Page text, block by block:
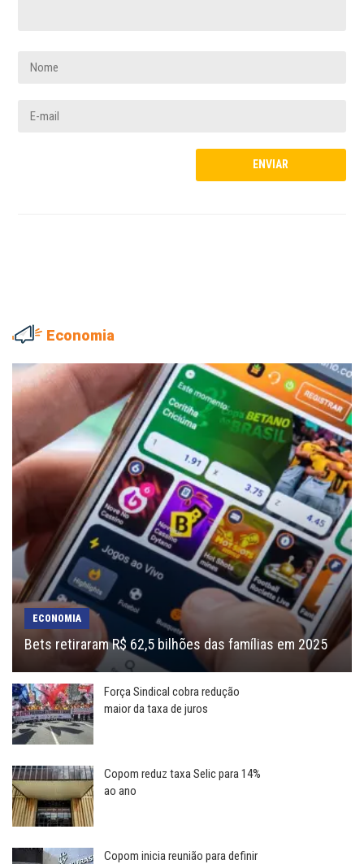
Economia
ECONOMIA
Bets retiraram R$ 62,5 bilhões das famílias em 2025
Força Sindical cobra redução
maior da taxa de juros
Copom reduz taxa Selic para 14%
ao ano
Copom inicia reunião para definir